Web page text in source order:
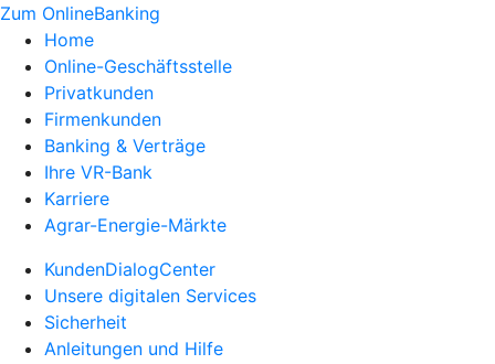
Zum OnlineBanking
Home
Online-Geschäftsstelle
Privatkunden
Firmenkunden
Banking & Verträge
Ihre VR-Bank
Karriere
Agrar-Energie-Märkte
KundenDialogCenter
Unsere digitalen Services
Sicherheit
Anleitungen und Hilfe